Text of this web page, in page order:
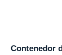
Contenedor